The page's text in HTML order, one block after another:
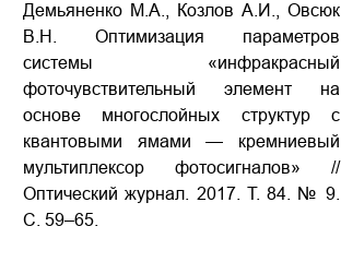
Демьяненко М.А., Козлов А.И., Овсюк
В.Н. Оптимизация параметров
системы «инфракрасный
фоточувствительный элемент на
основе многослойных структур с
квантовыми ямами — кремниевый
мультиплексор фотосигналов» //
Оптический журнал. 2017. Т. 84. № 9.
С. 59–65.